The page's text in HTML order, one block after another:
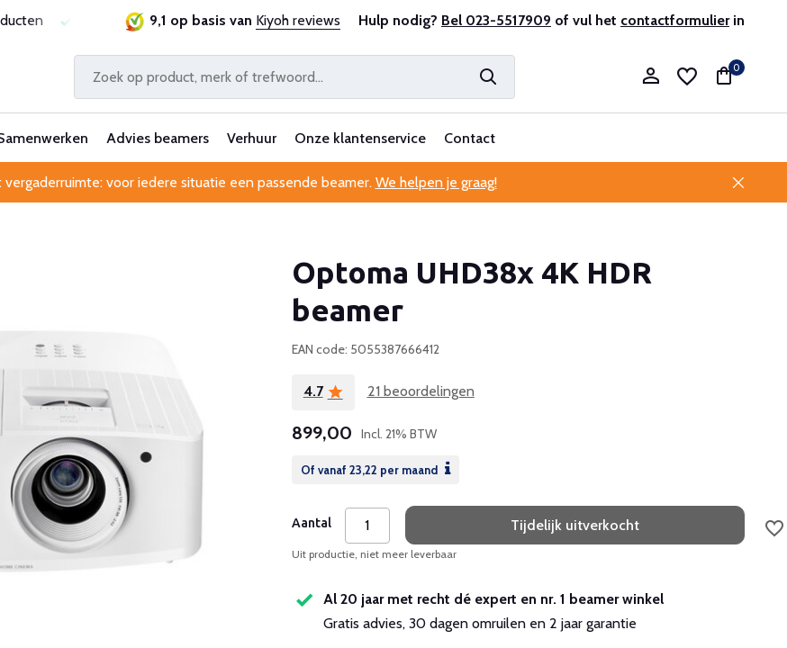
Laagste prijsgarantie Al 25 jaar betrouwbaar en ervaren Professionele klantenservice
9,1 op basis van Kiyoh reviews Hulp nodig? Bel 023-5517909 of vul het contactformulierin
Account aanmaken
0
Advies beamers Verhuur Onze klantenservice Contact
voor iedere situatie een passende beamer. We helpen je graag!
Optoma UHD38x 4K HDR
beamer
EAN code: 5055387666412
4.7 21 beoordelingen
899,00 Incl. 21% BTW
Of vanaf 23,22 per maand
Aantal Tijdelijk uitverkocht
Uit productie, niet meer leverbaar
Al 20 jaar met recht dé expert en nr. 1 beamer winkel
Gratis advies, 30 dagen omruilen en 2 jaar garantie